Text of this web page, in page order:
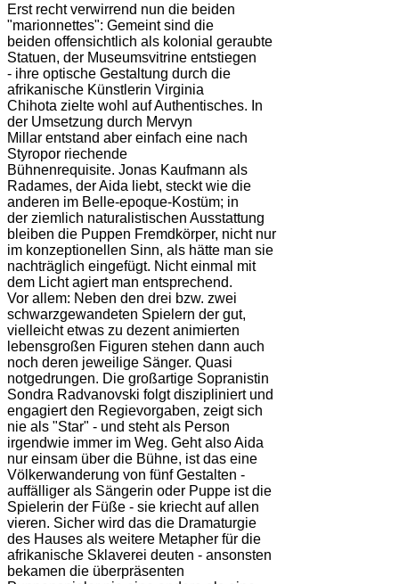
Erst recht verwirrend nun die beiden
"marionnettes": Gemeint sind die
beiden offensichtlich als kolonial geraubte
Statuen, der Museumsvitrine entstiegen
- ihre optische Gestaltung durch die
afrikanische Künstlerin Virginia
Chihota zielte wohl auf Authentisches. In
der Umsetzung durch Mervyn
Millar entstand aber einfach eine nach
Styropor riechende
Bühnenrequisite. Jonas Kaufmann als
Radames, der Aida liebt, steckt wie die
anderen im Belle-epoque-Kostüm; in
der ziemlich naturalistischen Ausstattung
bleiben die Puppen Fremdkörper, nicht nur
im konzeptionellen Sinn, als hätte man sie
nachträglich eingefügt. Nicht einmal mit
dem Licht agiert man entsprechend.
Vor allem: Neben den drei bzw. zwei
schwarzgewandeten Spielern der gut,
vielleicht etwas zu dezent animierten
lebensgroßen Figuren stehen dann auch
noch deren jeweilige Sänger. Quasi
notgedrungen. Die großartige Sopranistin
Sondra Radvanovski folgt diszipliniert und
engagiert den Regievorgaben, zeigt sich
nie als "Star" - und steht als Person
irgendwie immer im Weg. Geht also Aida
nur einsam über die Bühne, ist das eine
Völkerwanderung von fünf Gestalten -
auffälliger als Sängerin oder Puppe ist die
Spielerin der Füße - sie kriecht auf allen
vieren. Sicher wird das die Dramaturgie
des Hauses als weitere Metapher für die
afrikanische Sklaverei deuten - ansonsten
bekamen die überpräsenten